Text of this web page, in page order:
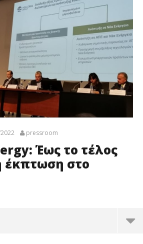
pressroom
Έως το τέλος
έκπτωση στο